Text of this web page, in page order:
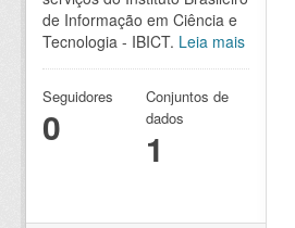
de Informação em Ciência e
Tecnologia - IBICT. Leia mais
Seguidores
0
Conjuntos de
dados
1